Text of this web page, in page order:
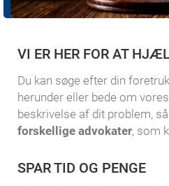
VI ER HER FOR AT
Du kan søge efter din
herunder eller bede om
beskrivelse af dit problem,
forskellige advokater, som
SPAR TID OG PENGE